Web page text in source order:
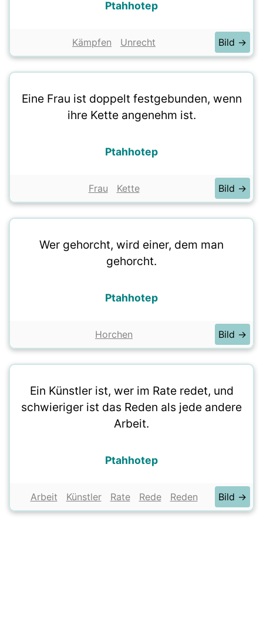
Ptahhotep
Kämpfen Unrecht Bild →
Eine Frau ist doppelt festgebunden, wenn
ihre Kette angenehm ist.
Ptahhotep
Frau Kette Bild →
Wer gehorcht, wird einer, dem man
gehorcht.
Ptahhotep
Horchen Bild →
Ein Künstler ist, wer im Rate redet, und
schwieriger ist das Reden als jede andere
Arbeit.
Ptahhotep
Arbeit Künstler Rate Rede Reden Bild →